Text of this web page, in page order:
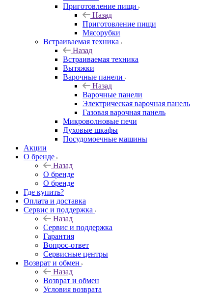
Приготовление пищи
Назад
Приготовление пищи
Мясорубки
Встраиваемая техника
Назад
Встраиваемая техника
Вытяжки
Варочные панели
Назад
Варочные панели
Электрическая варочная панель
Газовая варочная панель
Микроволновые печи
Духовые шкафы
Посудомоечные машины
Акции
О бренде
Назад
О бренде
О бренде
Где купить?
Оплата и доставка
Сервис и поддержка
Назад
Сервис и поддержка
Гарантия
Вопрос-ответ
Сервисные центры
Возврат и обмен
Назад
Возврат и обмен
Условия возврата